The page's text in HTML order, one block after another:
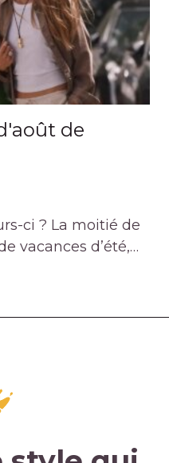
de
ci ? La moitié de
vacances d’été,…